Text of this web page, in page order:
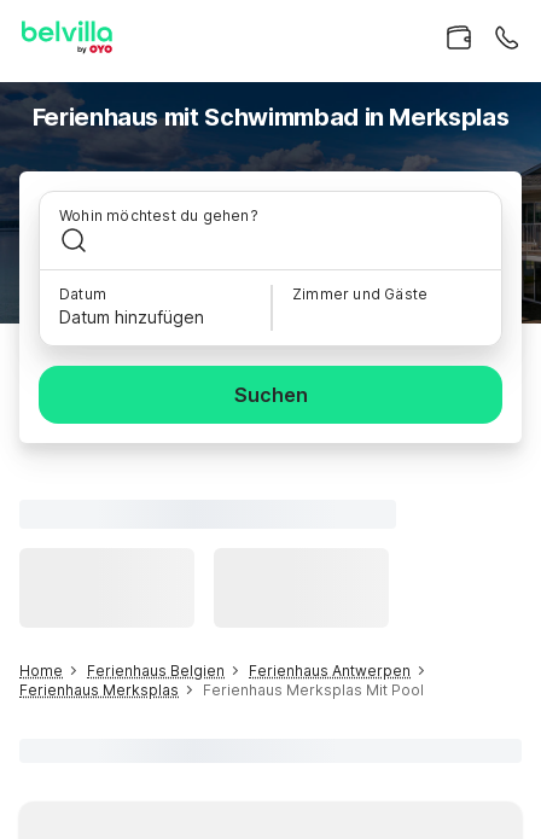
Ferienhaus mit Schwimmbad in Merksplas
Wohin möchtest du gehen?
Datum
Datum hinzufügen
Zimmer und Gäste
Suchen
Home Ferienhaus Belgien
Ferienhaus Antwerpen
Ferienhaus Merksplas
Ferienhaus Merksplas Mit Pool